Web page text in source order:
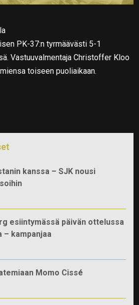
PK-37:n tyrmäävästi 5-1
Vastuuvalmentaja Christoffer Kloo
toiseen puoliaikaan.
kanssa – SJK nousi
esiintymässä päivän ottelussa
– kampanjaa
Momo Cissé